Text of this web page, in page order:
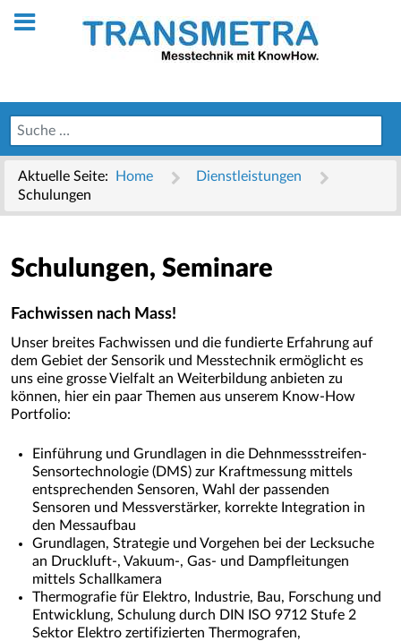
Aktuelle Seite: Home
Dienstleistungen
Schulungen
Schulungen, Seminare
Fachwissen nach Mass!
Unser breites Fachwissen und die fundierte Erfahrung auf
dem Gebiet der Sensorik und Messtechnik ermöglicht es
uns eine grosse Vielfalt an Weiterbildung anbieten zu
können, hier ein paar Themen aus unserem Know-How
Portfolio:
Einführung und Grundlagen in die Dehnmessstreifen-
Sensortechnologie (DMS) zur Kraftmessung mittels
entsprechenden Sensoren, Wahl der passenden
Sensoren und Messverstärker, korrekte Integration in
den Messaufbau
Grundlagen, Strategie und Vorgehen bei der Lecksuche
an Druckluft-, Vakuum-, Gas- und Dampfleitungen
mittels Schallkamera
Thermografie für Elektro, Industrie, Bau, Forschung und
Entwicklung, Schulung durch DIN ISO 9712 Stufe 2
Sektor Elektro zertifizierten Thermografen,